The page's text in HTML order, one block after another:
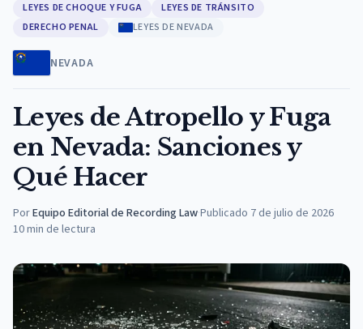
LEYES DE CHOQUE Y FUGA
LEYES DE TRÁNSITO
DERECHO PENAL
LEYES DE NEVADA
NEVADA
Leyes de Atropello y Fuga
en Nevada: Sanciones y
Qué Hacer
PorEquipo Editorial de Recording Law·Publicado 7 de julio de 2026
10min de lectura